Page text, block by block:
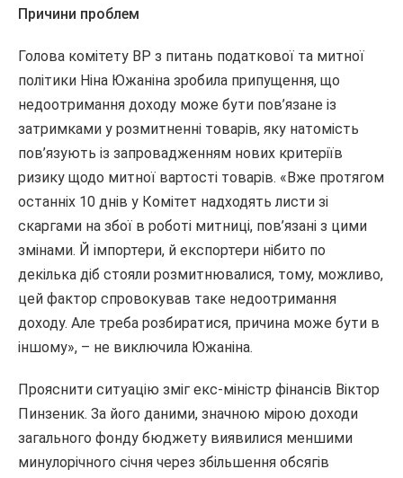
Причини проблем
Голова комітету ВР з питань податкової та митної
політики Ніна Южаніна зробила припущення, що
недоотримання доходу може бути пов’язане із
затримками у розмитненні товарів, яку натомість
пов’язують із запровадженням нових критеріїв
ризику щодо митної вартості товарів. «Вже протягом
останніх 10 днів у Комітет надходять листи зі
скаргами на збої в роботі митниці, пов’язані з цими
змінами. Й імпортери, й експортери нібито по
декілька діб стояли розмитнювалися, тому, можливо,
цей фактор спровокував таке недоотримання
доходу. Але треба розбиратися, причина може бути в
іншому», – не виключила Южаніна.
Прояснити ситуацію зміг екс-міністр фінансів Віктор
Пинзеник. За його даними, значною мірою доходи
загального фонду бюджету виявилися меншими
минулорічного січня через збільшення обсягів